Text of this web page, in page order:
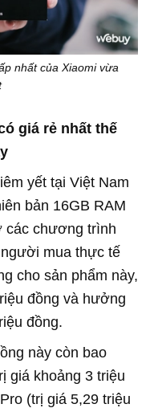
nhất của Xiaomi vừa
giá rẻ nhất thế
yết tại Việt Nam
bản 16GB RAM
các chương trình
mua thực tế
cho sản phẩm này,
đồng và hưởng
đồng.
này còn bao
giá khoảng 3 triệu
(trị giá 5,29 triệu